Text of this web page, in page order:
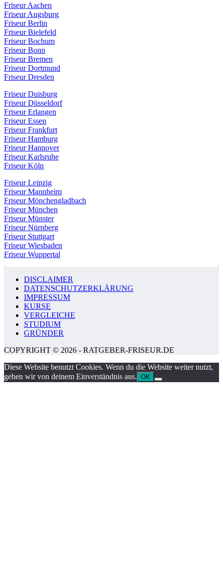
Friseur Aachen
Friseur Augsburg
Friseur Berlin
Friseur Bielefeld
Friseur Bochum
Friseur Bonn
Friseur Bremen
Friseur Dortmund
Friseur Dresden
Friseur Duisburg
Friseur Düsseldorf
Friseur Erlangen
Friseur Essen
Friseur Frankfurt
Friseur Hamburg
Friseur Hannover
Friseur Karlsruhe
Friseur Köln
Friseur Leipzig
Friseur Mannheim
Friseur Mönchengladbach
Friseur München
Friseur Münster
Friseur Nürnberg
Friseur Stuttgart
Friseur Wiesbaden
Friseur Wuppertal
DISCLAIMER
DATENSCHUTZERKLÄRUNG
IMPRESSUM
KURSE
VERGLEICHE
STUDIUM
GRÜNDER
COPYRIGHT © 2026 - RATGEBER-FRISEUR.DE
Diese Website benutzt Cookies. Wenn du die Website weiter nutzt,
gehen wir von deinem Einverständnis aus. OK